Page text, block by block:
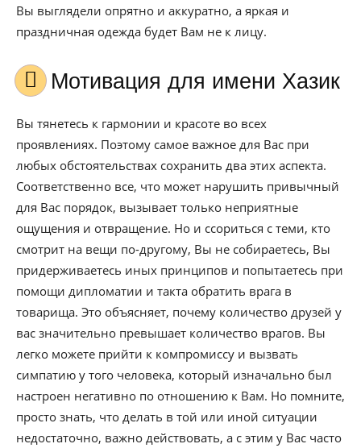
Вы выглядели опрятно и аккуратно, а яркая и
праздничная одежда будет Вам не к лицу.
Мотивация для имени Хазик
Вы тянетесь к гармонии и красоте во всех
проявлениях. Поэтому самое важное для Вас при
любых обстоятельствах сохранить два этих аспекта.
Соответственно все, что может нарушить привычный
для Вас порядок, вызывает только неприятные
ощущения и отвращение. Но и ссориться с теми, кто
смотрит на вещи по-другому, Вы не собираетесь, Вы
придерживаетесь иных принципов и попытаетесь при
помощи дипломатии и такта обратить врага в
товарища. Это объясняет, почему количество друзей у
вас значительно превышает количество врагов. Вы
легко можете прийти к компромиссу и вызвать
симпатию у того человека, который изначально был
настроен негативно по отношению к Вам. Но помните,
просто знать, что делать в той или иной ситуации
недостаточно, важно действовать, а с этим у Вас часто